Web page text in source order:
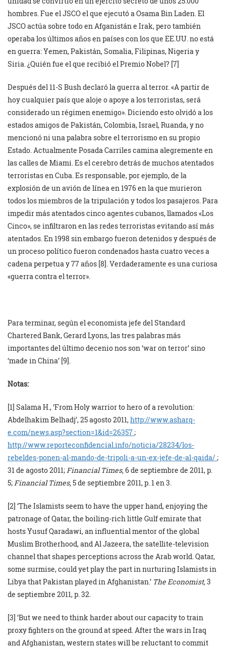
hombres. Fue el JSCO el que ejecutó a Osama Bin Laden. El
JSCO actúa sobre todo en Afganistán e Irak, pero también
operaba los últimos años en países con los que EE.UU. no está
en guerra: Yemen, Pakistán, Somalia, Filipinas, Nigeria y
Siria. ¿Quién fue el que recibió el Premio Nobel? [7]
Después del 11-S Bush declaró la guerra al terror. «A partir de
hoy cualquier país que aloje o apoye a los terroristas, será
considerado un régimen enemigo». Diciendo esto olvidó a los
estados amigos de Pakistán, Colombia, Israel, Ruanda, y no
mencionó ni una palabra sobre el terrorismo en su propio
Estado. Actualmente Posada Carriles camina alegremente en
las calles de Miami. Es el cerebro detrás de muchos atentados
terroristas en Cuba. Es responsable, por ejemplo, de la
explosión de un avión de línea en 1976 en la que murieron
todos los miembros de la tripulación y todos los pasajeros. Para
impedir más atentados cinco agentes cubanos, llamados «Los
Cinco», se infiltraron en las redes terroristas evitando así más
atentados. En 1998 sin embargo fueron detenidos y después de
un proceso político fueron condenados hasta cuatro veces a
cadena perpetua y 77 años [8]. Verdaderamente es una curiosa
«guerra contra el terror».
Para terminar, según el economista jefe del Standard
Chartered Bank, Gerard Lyons, las tres palabras más
importantes del último decenio nos son ‘war on terror’ sino
‘made in China’ [9].
Notas:
[1] Salama H., ‘From Holy warrior to hero of a revolution:
Abdelhakim Belhadj’, 25 agosto 2011,http://www.asharq-
e.com/news.asp?section=1&id=26357 ;
http://www.reporteconfidencial.info/noticia/28234/los-
rebeldes-ponen-al-mando-de-tripoli-a-un-ex-jefe-de-al-qaida/ ;
31 de agosto 2011;Financial Times,6 de septiembre de 2011, p.
5;Financial Times,5 de septiembre 2011, p. 1 en 3.
[2] ‘The Islamists seem to have the upper hand, enjoying the
patronage of Qatar, the boiling-rich little Gulf emirate that
hosts Yusuf Qaradawi, an influential mentor of the global
Muslim Brotherhood, and Al Jazeera, the satellite-television
channel that shapes perceptions across the Arab world. Qatar,
some surmise, could yet play the part in nurturing Islamists in
Libya that Pakistan played in Afghanistan.’ The Economist,3
de septiembre 2011, p. 32.
[3] ‘But we need to think harder about our capacity to train
proxy fighters on the ground at speed. After the wars in Iraq
and Afghanistan, western states will be reluctant to commit